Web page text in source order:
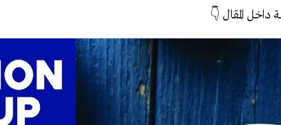
داخل المقال 👇